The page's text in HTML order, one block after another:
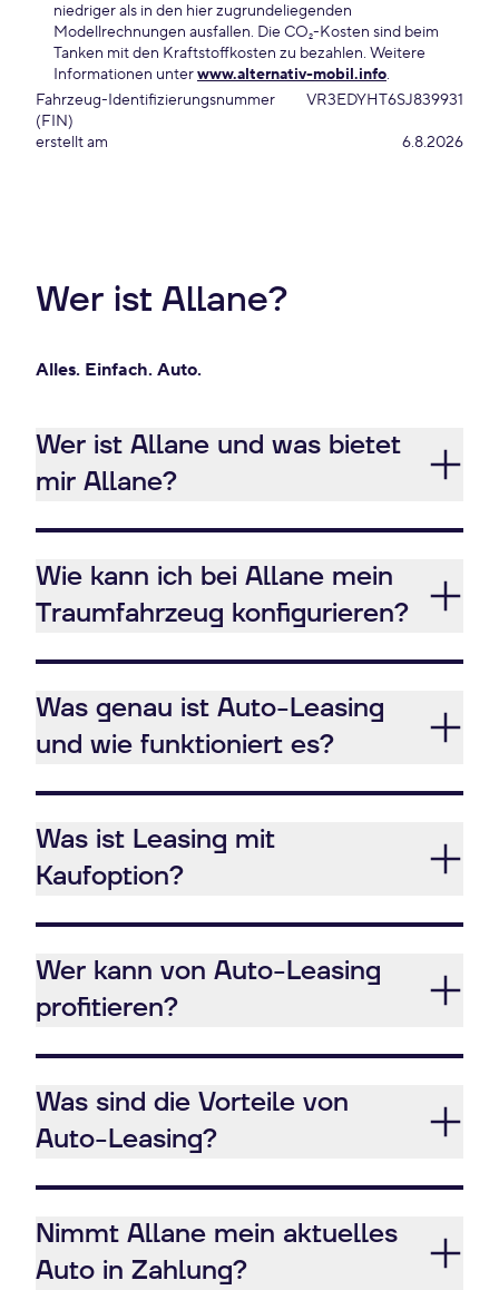
niedriger als in den hier zugrundeliegenden
Modellrechnungen ausfallen. Die CO₂-Kosten sind beim
Tanken mit den Kraftstoffkosten zu bezahlen. Weitere
Informationen unterwww.alternativ-mobil.info.
Fahrzeug-Identifizierungsnummer
(FIN)
VR3EDYHT6SJ839931
erstellt am 6.8.2026
Wer ist Allane?
Alles. Einfach. Auto.
Wer ist Allane und was bietet
mir Allane?
Wie kann ich bei Allane mein
Traumfahrzeug konfigurieren?
Was genau ist Auto-Leasing
und wie funktioniert es?
Was ist Leasing mit
Kaufoption?
Wer kann von Auto-Leasing
profitieren?
Was sind die Vorteile von
Auto-Leasing?
Nimmt Allane mein aktuelles
Auto in Zahlung?